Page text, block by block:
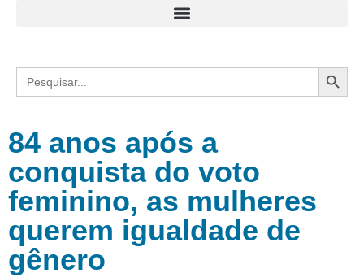
Search
for:
84 anos após a
conquista do voto
feminino, as mulheres
querem igualdade de
gênero